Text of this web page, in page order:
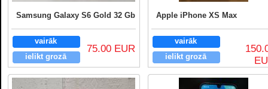
Samsung Galaxy S6 Gold 32 Gb
vairāk
ielikt grozā
75.00 EUR
Apple iPhone XS Max
vairāk
ielikt grozā